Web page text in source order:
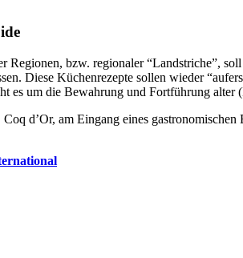
Regionen, bzw. regionaler “Landstriche”,
Diese Küchenrezepte sollen wieder
es um die Bewahrung und Fortführung
d’Or, am Eingang eines